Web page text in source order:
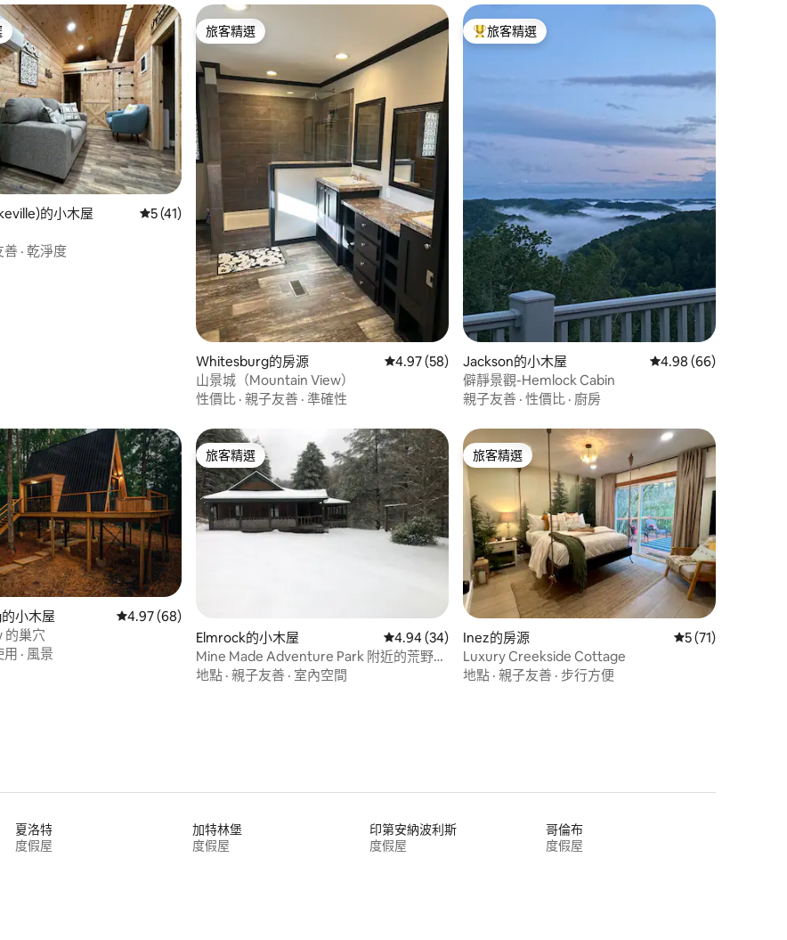
平均評分（滿分 5 分）
的小木屋 從 41 則評價中獲得 5 的平均評分（滿分 5 分）
5 (41)
善 · 乾淨度
旅客精選
旅客精選
Whitesburg的房源 從 58 則評價中獲得 4.97 的平均評分（滿分 5 分）
4.97 (58)
山景城（Mountain View）
性價比 · 親子友善 · 準確性
旅客精選榜首
旅客精選
Jackson的小木屋 從 66 則評價中獲得
4.98 (66)
僻靜景觀-Hemlock Cabin
親子友善 · 性價比 · 廚房
平均評分（滿分 5 分）
小木屋 從 68 則評價中獲得 4.97 的平均評分（滿分 5 分）
4.97 (68)
的巢穴
用 · 風景
旅客精選
旅客精選
Elmrock的小木屋 從 34 則評價中獲得 4.94 的平均評分（滿分 5 分）
4.94 (34)
Mine Made Adventure Park 附近的荒野小
徑
地點 · 親子友善 · 室內空間
旅客精選
旅客精選
Inez的房源 從 71 則評價中獲
5 (71)
Luxury Creekside Cottage
地點 · 親子友善 · 步行方便
夏洛特
度假屋
加特林堡
度假屋
印第安納波利斯
度假屋
哥倫布
度假屋